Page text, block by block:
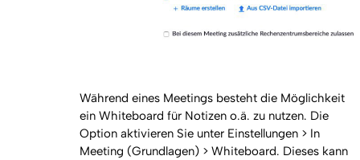
Während eines Meetings besteht die Möglichkeit
ein Whiteboard für Notizen o.ä. zu nutzen. Die
Option aktivieren Sie unter Einstellungen > In
Meeting (Grundlagen) > Whiteboard. Dieses kann